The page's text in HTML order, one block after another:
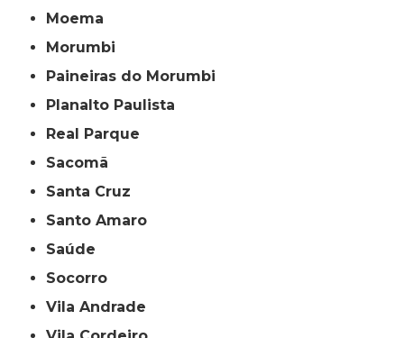
Moema
Morumbi
Paineiras do Morumbi
Planalto Paulista
Real Parque
Sacomã
Santa Cruz
Santo Amaro
Saúde
Socorro
Vila Andrade